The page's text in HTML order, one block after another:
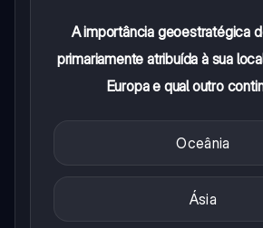
A importância geoestratégica
primariamente atribuída à sua
Europa e qual outro
Oceânia
Ásia